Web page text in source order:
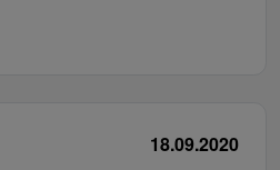
18.09.2020